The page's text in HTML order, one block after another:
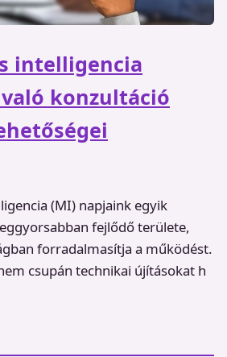
intelligencia
konzultáció
(MI) napjaink egyik
fejlődő területe,
forradalmasítja a működést.
csupán technikai újításokat h